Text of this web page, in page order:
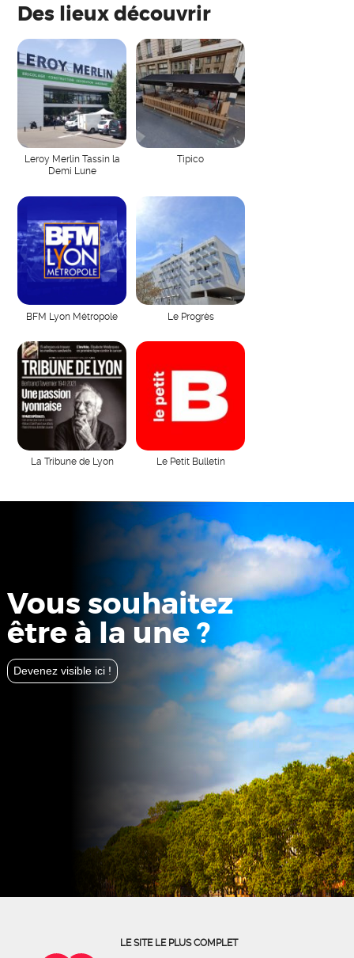
Des lieux découvrir
Leroy Merlin Tassin la
Demi Lune
Tipico
BFM Lyon Métropole Le Progrès
La Tribune de Lyon Le Petit Bulletin
Vous souhaitez
être à la une ?
Devenez visible ici !
LE SITE LE PLUS COMPLET